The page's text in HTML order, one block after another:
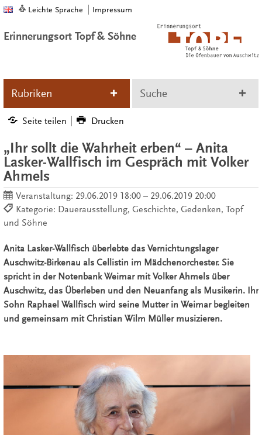
Leichte Sprache Impressum
Erinnerungsort Topf & Söhne
Rubriken Suche
Seite teilen Drucken
„Ihr sollt die Wahrheit erben“ – Anita
Lasker-Wallfisch im Gespräch mit Volker
Ahmels
Veranstaltung: 29.06.2019 18:00 – 29.06.2019 20:00
Kategorie: Dauerausstellung, Geschichte, Gedenken, Topf
und Söhne
Anita Lasker-Wallfisch überlebte das Vernichtungslager
Auschwitz-Birkenau als Cellistin im Mädchenorchester. Sie
spricht in der Notenbank Weimar mit Volker Ahmels über
Auschwitz, das Überleben und den Neuanfang als Musikerin. Ihr
Sohn Raphael Wallfisch wird seine Mutter in Weimar begleiten
und gemeinsam mit Christian Wilm Müller musizieren.